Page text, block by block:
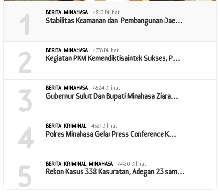
1 BERITA,MINAHASA 4810 Dilihat
Stabilitas Keamanan dan Pembangunan Dae…
2 BERITA,MINAHASA 4776 Dilihat
Kegiatan PKM Kemendiktisaintek Sukses, P…
3 BERITA,MINAHASA 4524 Dilihat
Gubernur Sulut Dan Bupati Minahasa Ziara…
4 BERITA,KRIMINAL 4521 Dilihat
Polres Minahasa Gelar Press Conference K…
5 BERITA,KRIMINAL,MINAHASA 4420 Dilihat
Rekon Kasus 338 Kasuratan, Adegan 23 sam…